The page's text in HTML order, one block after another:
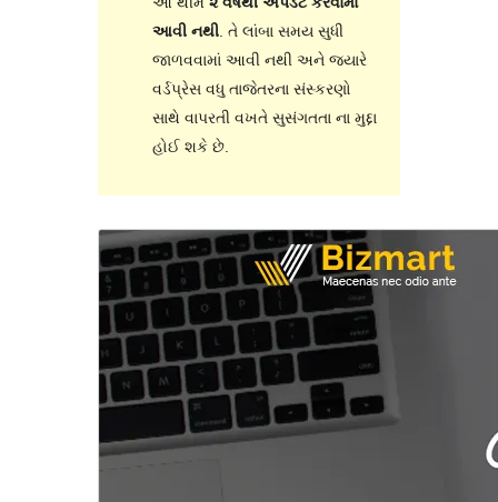
આવી નથી. તે લાંબા સમય સુધી
જાળવવામાં આવી નથી અને જ્યારે
વર્ડપ્રેસ વધુ તાજેતરના સંસ્કરણો
સાથે વાપરતી વખતે સુસંગતતા ના મુદ્દા
હોઈ શકે છે.